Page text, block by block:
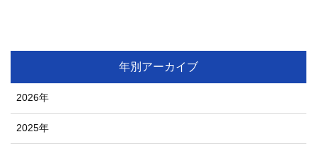
年別アーカイブ
2026年
2025年